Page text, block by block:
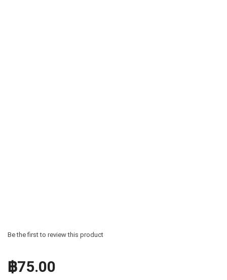
Be the first to review this product
฿75.00